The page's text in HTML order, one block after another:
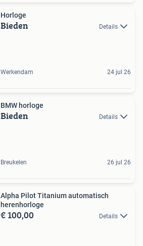
Horloge
Bieden Details
Werkendam 24 jul 26
BMW horloge
Bieden Details
Breukelen 26 jul 26
Alpha Pilot Titanium automatisch
herenhorloge
€ 100,00 Details